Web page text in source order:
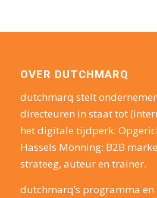
OVER DUTCHMARQ
dutchmarq stelt
directeuren in staat tot
het digitale tijdperk.
Hassels Mönning: B2B
strateeg, auteur en trainer.
dutchmarq’s programma